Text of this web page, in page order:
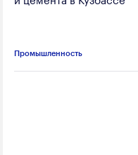
Промышленность